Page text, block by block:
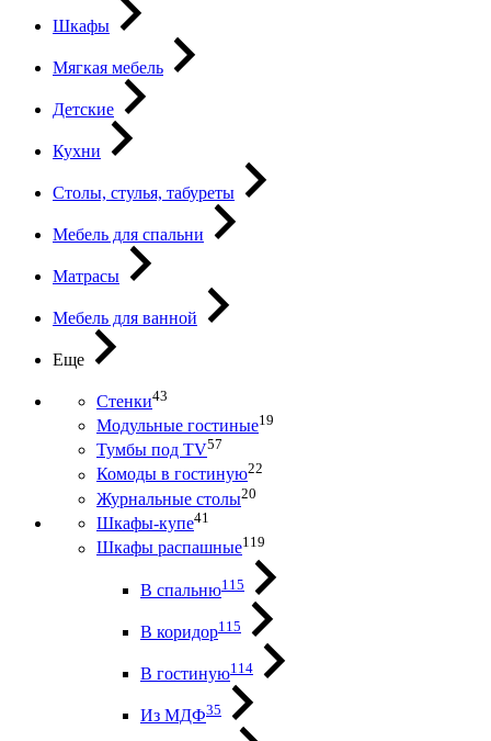
Шкафы
Мягкая мебель
Детские
Кухни
Столы, стулья, табуреты
Мебель для спальни
Матрасы
Мебель для ванной
Еще
Стенки43
Модульные гостиные19
Тумбы под ТV57
Комоды в гостиную22
Журнальные столы20
Шкафы-купе41
Шкафы распашные119
В спальню115
В коридор115
В гостиную114
Из МДФ35